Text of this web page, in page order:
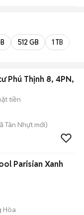
512 GB 1 TB
Phú Thịnh 8, 4PN,
tiền
Tân Nhựt mới)
Parisian Xanh
Hòa